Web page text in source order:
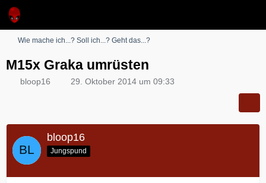
Wie mache ich...? Soll ich...? Geht das...?
M15x Graka umrüsten
bloop16 29. Oktober 2014 um 09:33
bloop16
Jungspund